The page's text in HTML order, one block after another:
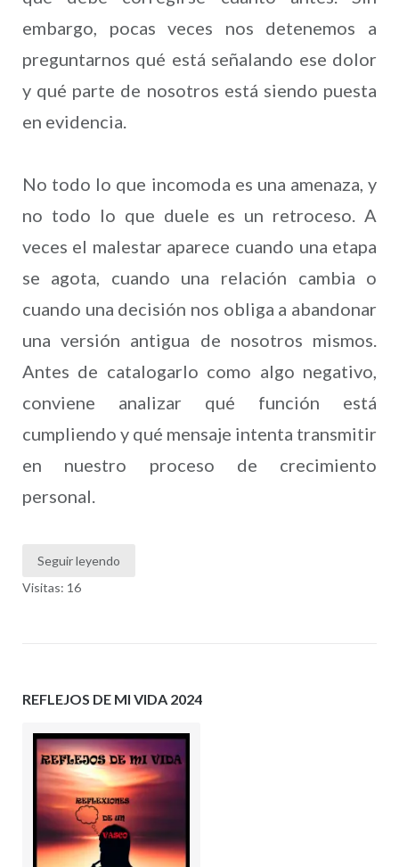
embargo, pocas veces nos detenemos a
preguntarnos qué está señalando ese dolor
y qué parte de nosotros está siendo puesta
en evidencia.
No todo lo que incomoda es una amenaza, y
no todo lo que duele es un retroceso. A
veces el malestar aparece cuando una etapa
se agota, cuando una relación cambia o
cuando una decisión nos obliga a abandonar
una versión antigua de nosotros mismos.
Antes de catalogarlo como algo negativo,
conviene analizar qué función está
cumpliendo y qué mensaje intenta transmitir
en nuestro proceso de crecimiento
personal.
Seguir leyendo
Visitas: 16
REFLEJOS DE MI VIDA 2024